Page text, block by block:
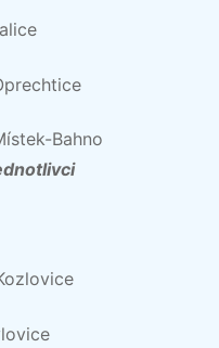
Bahno